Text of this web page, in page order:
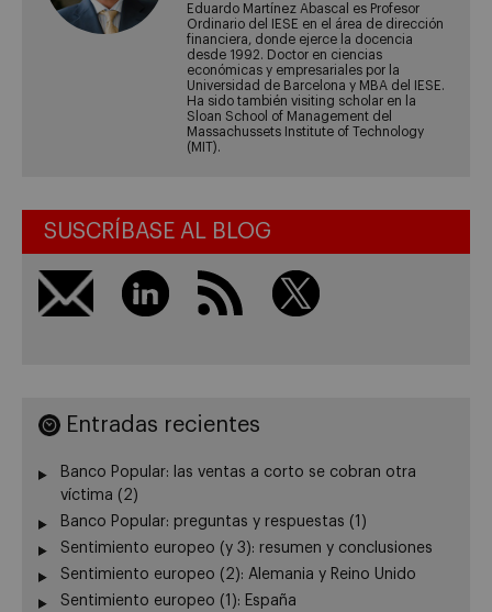
Eduardo Martínez Abascal es Profesor
Ordinario del IESE en el área de dirección
financiera, donde ejerce la docencia
desde 1992. Doctor en ciencias
económicas y empresariales por la
Universidad de Barcelona y MBA del IESE.
Ha sido también visiting scholar en la
Sloan School of Management del
Massachussets Institute of Technology
(MIT).
SUSCRÍBASE AL BLOG
Entradas recientes
Banco Popular: las ventas a corto se cobran otra
víctima (2)
Banco Popular: preguntas y respuestas (1)
Sentimiento europeo (y 3): resumen y conclusiones
Sentimiento europeo (2): Alemania y Reino Unido
Sentimiento europeo (1): España